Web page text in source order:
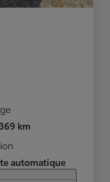
km
automatique